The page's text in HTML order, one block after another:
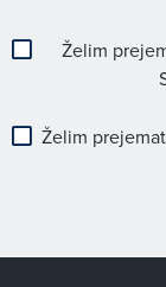
Želim
Želim